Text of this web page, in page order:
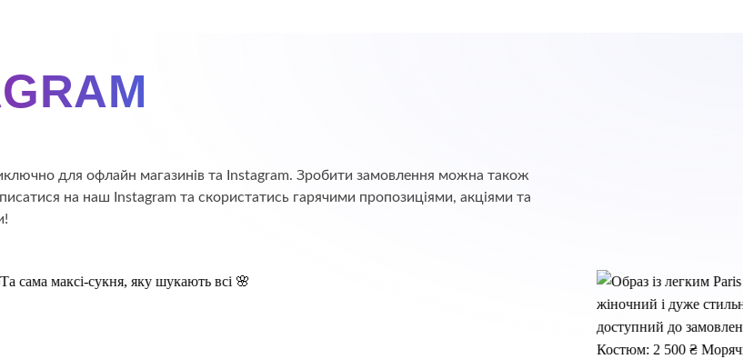
для офлайн магазинів та Instagram. Зробити замовлення можна також
на наш Instagram та скористатись гарячими пропозиціями, акціями та